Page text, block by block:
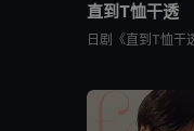
直到T恤干透